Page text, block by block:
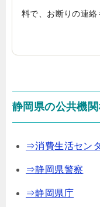
料で、お断りの連絡
静岡県の公共機
⇒消費生活セン
⇒静岡県警察
⇒静岡県庁